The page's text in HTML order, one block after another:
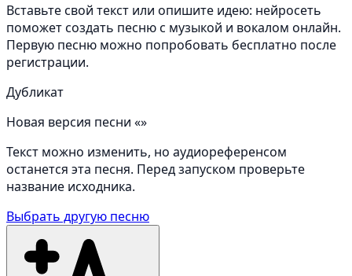
Вставьте свой текст или опишите идею: нейросеть
поможет создать песню с музыкой и вокалом онлайн.
Первую песню можно попробовать бесплатно после
регистрации.
Дубликат
Новая версия песни «»
Текст можно изменить, но аудиореференсом
останется эта песня. Перед запуском проверьте
название исходника.
Выбрать другую песню